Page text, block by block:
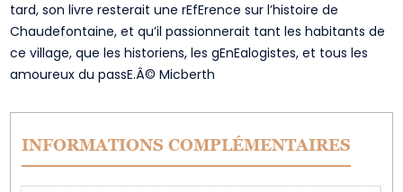
tard, son livre resterait une rEfErence sur l’histoire de
Chaudefontaine, et qu’il passionnerait tant les habitants de
ce village, que les historiens, les gEnEalogistes, et tous les
amoureux du passE.Â© Micberth
INFORMATIONS COMPLÉMENTAIRES